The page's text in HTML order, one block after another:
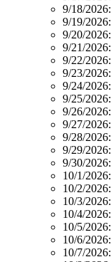
9/18/2026:
9/19/2026:
9/20/2026:
9/21/2026:
9/22/2026:
9/23/2026:
9/24/2026:
9/25/2026:
9/26/2026:
9/27/2026:
9/28/2026:
9/29/2026:
9/30/2026:
10/1/2026:
10/2/2026:
10/3/2026:
10/4/2026:
10/5/2026:
10/6/2026:
10/7/2026: